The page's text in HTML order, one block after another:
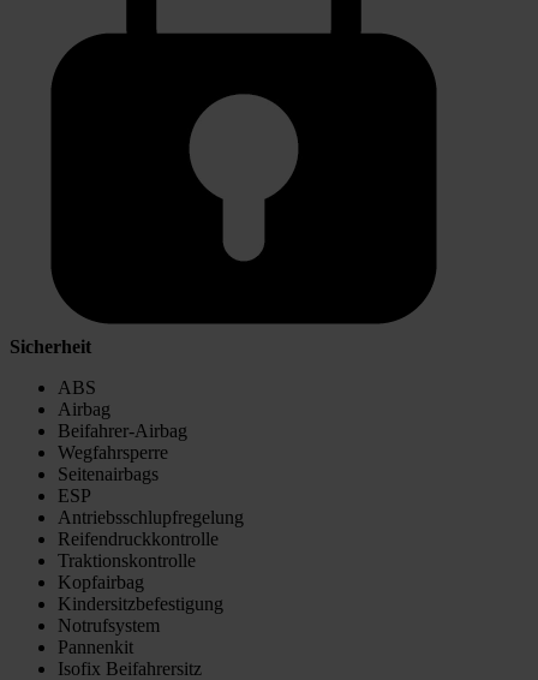
Sicherheit
ABS
Airbag
Beifahrer-Airbag
Wegfahrsperre
Seitenairbags
ESP
Antriebsschlupfregelung
Reifendruckkontrolle
Traktionskontrolle
Kopfairbag
Kindersitzbefestigung
Notrufsystem
Pannenkit
Isofix Beifahrersitz